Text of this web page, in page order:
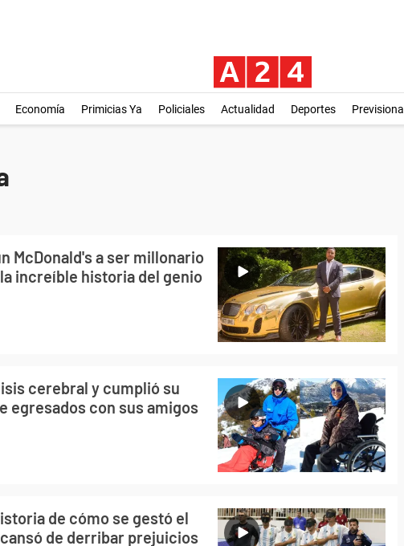
Economía Primicias Ya Policiales Actualidad Deportes Previsional
McDonald's a ser millonario
increíble historia del genio
cerebral y cumplió su
egresados con sus amigos
de cómo se gestó el
de derribar prejuicios